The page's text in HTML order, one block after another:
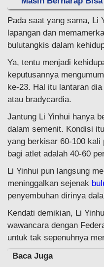
Pada saat yang sama, Li
lapangan dan
bulutangkis dalam
Ya, tentu menjadi
keputusannya
ke-23. Hal itu lantaran
atau bradycardia.
Jantung Li Yinhui hanya
dalam semenit. Kondisi
yang berkisar 60-100 kali
bagi atlet adalah 40-60
Li Yinhui pun langsung
meninggalkan sejenak
penyembuhan dirinya
Kendati demikian, Li
wawancara dengan
untuk tak sepenuhnya
Baca Juga